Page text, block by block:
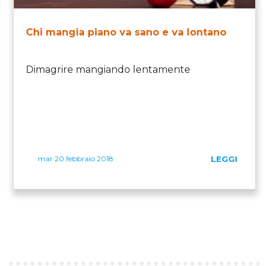
Chi mangia piano va sano e va lontano
Dimagrire mangiando lentamente
mar 20 febbraio 2018 LEGGI